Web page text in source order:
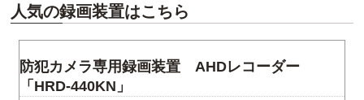
人気の録画装置はこちら
防犯カメラ専用録画装置 AHDレコーダー
「HRD-440KN」